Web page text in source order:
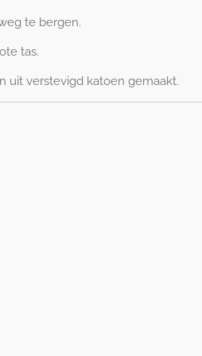
te bergen.
tas.
uit verstevigd katoen gemaakt.